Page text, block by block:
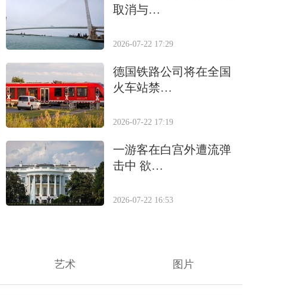
取消与…
2026-07-22 17:29
德国铁路公司将在全国
火车站禁…
2026-07-22 17:19
一游客在白宫外遭流弹
击中 欲…
2026-07-22 16:53
艺术 图片